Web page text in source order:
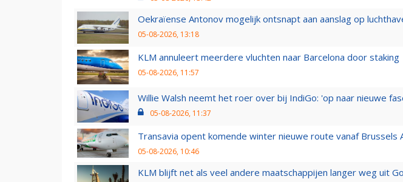
Oekraïense Antonov mogelijk ontsnapt aan aanslag op
05-08-2026, 13:18
KLM annuleert meerdere vluchten naar Barcelona door staking
05-08-2026, 11:57
Willie Walsh neemt het roer over bij IndiGo: 'op naar nieuwe
05-08-2026, 11:37
Transavia opent komende winter nieuwe route vanaf Brussels
05-08-2026, 10:46
KLM blijft net als veel andere maatschappijen langer weg uit